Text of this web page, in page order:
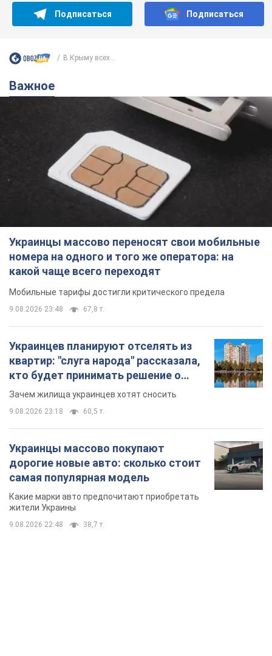
Подписаться Подписаться
В Крыму всех...
Важное
Украинцы массово переносят свои мобильные
номера на одного и того же оператора: на
какой чаще всего переходят
Мобильные тарифы достигли критического предела
9.08.2026 23:48 67,8 т.
Украинцев планируют отселять из
квартир: "слуга народа" рассказала,
кто будет принимать решение о
сносе домов
Зачем жилища украинцев хотят сносить
9.08.2026 23:18 60,5 т.
Украинцы массово покупают
дорогие новые авто: сколько стоит
самая популярная модель
Какие марки авто предпочитают приобретать
жители Украины
9.08.2026 22:48 38,7 т.